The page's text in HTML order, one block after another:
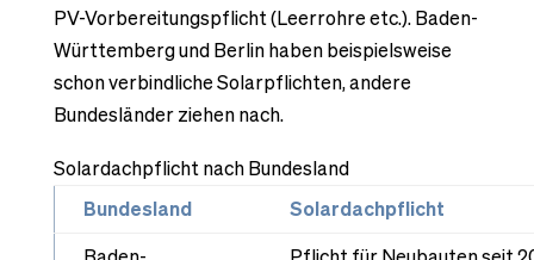
PV-Vorbereitungspflicht (Leerrohre etc.). Baden-
Württemberg und Berlin haben beispielsweise
schon verbindliche Solarpflichten, andere
Bundesländer ziehen nach.
Solardachpflicht nach Bundesland
Bundesland
Solardachpflicht